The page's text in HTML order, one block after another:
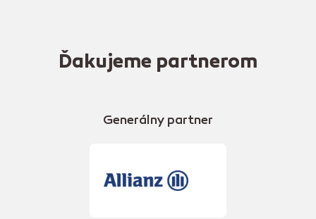
Ďakujeme partnerom
Generálny partner